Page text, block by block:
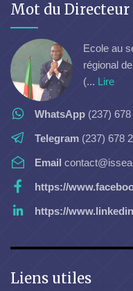
Mot du Directeur
Ecole au
régional
(... Lire
WhatsApp (237)
Telegram (237) 678
Email
https://
https://
Liens utiles